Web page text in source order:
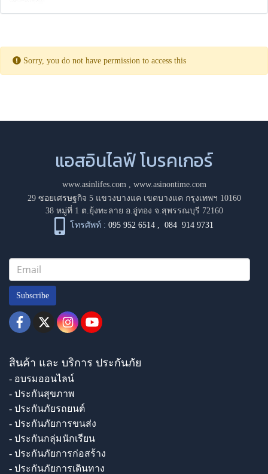
Sorry, you do not have permission to access this
แอสอินไลฟ์ โบรคเกอร์
www.asinlifes.com, www.asinontime.com
29 ซอยเศรษฐกิจ 5 แขวงบางแค เขตบางแค กรุงเทพฯ 10160
38 หมู่ที่ 1 ต.ยุ้งทะลาย อ.อู่ทอง จ.สุพรรณบุรี 72160
โทรศัพท์ : 095 952 6514 ,084 914 9731
Subscribe
สินค้า และ บริการ ประกันภัย
- อบรมออนไลน์
- ประกันสุขภาพ
- ประกันภัยรถยนต์
- ประกันภัยการขนส่ง
- ประกันกลุ่มนักเรียน
- ประกันภัยการก่อสร้าง
- ประกันภัยการเดินทาง